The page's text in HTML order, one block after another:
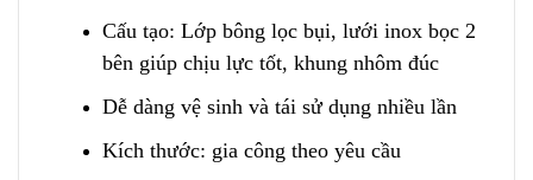
Cấu tạo: Lớp bông lọc bụi, lưới inox bọc 2
bên giúp chịu lực tốt, khung nhôm đúc
Dễ dàng vệ sinh và tái sử dụng nhiều lần
Kích thước: gia công theo yêu cầu